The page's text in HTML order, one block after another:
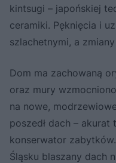
kintsugi – japońskiej
ceramiki. Pęknięcia i
szlachetnymi, a
Dom ma zachowaną
oraz mury
na nowe,
poszedł dach – akurat
konserwator
Śląsku blaszany dach